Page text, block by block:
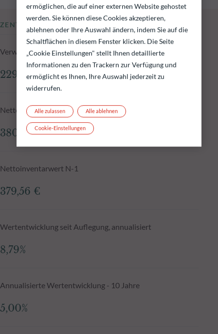
ZENTRALE KENNZAHLEN
Verwaltetes Fondsvolumen zum 05.08.2026
229,36 Mio.€
Nettoinventarwert zum 05.08.2026
380,70 €
Nettoinventarwert N-1
379,56 €
Wertentwicklung seit Auflegung, annualisiert
8,79%
Annualisierte Wertentwicklung - 10 Jahre
5,00%
ermöglichen, die auf einer externen Website gehostet
werden. Sie können diese Cookies akzeptieren,
ablehnen oder Ihre Auswahl ändern, indem Sie auf die
Schaltflächen in diesem Fenster klicken. Die Seite
„Cookie Einstellungen" stellt Ihnen detaillierte
Informationen zu den Trackern zur Verfügung und
ermöglicht es Ihnen, Ihre Auswahl jederzeit zu
widerrufen.
Alle ablehnen
Alle zulassen
Cookie-Einstellungen